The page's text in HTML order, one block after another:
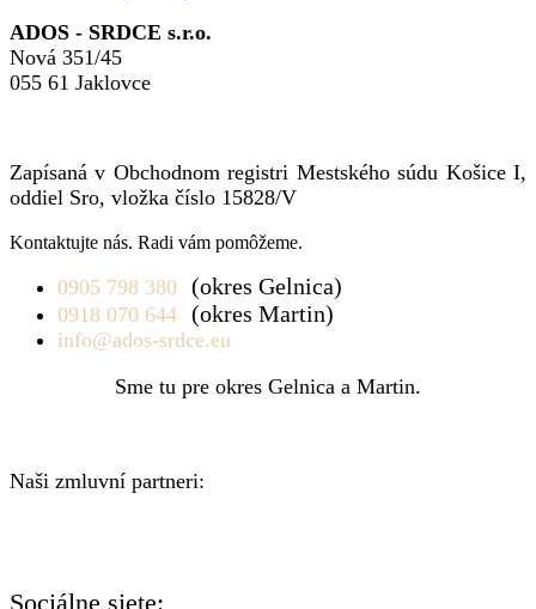
ADOS - SRDCE s.r.o.
Nová 351/45
055 61 Jaklovce
Zapísaná v Obchodnom registri Mestského súdu Košice I,
oddiel Sro, vložka číslo 15828/V
Kontaktujte nás. Radi vám pomôžeme.
0905 798 380 (okres Gelnica)
0918 070 644 (okres Martin)
info@ados-srdce.eu
Sme tu pre okres Gelnica a Martin.
Naši zmluvní partneri:
Sociálne siete: